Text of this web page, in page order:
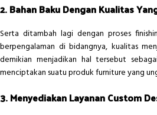
2. Bahan Baku Dengan Kualitas
Serta ditambah lagi dengan proses
berpengalaman di bidangnya, kualitas
demikian menjadikan hal tersebut
menciptakan suatu produk furniture yang
3. Menyediakan Layanan Custom